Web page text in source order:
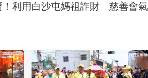
！利用白沙屯媽祖詐財 慈善會氣